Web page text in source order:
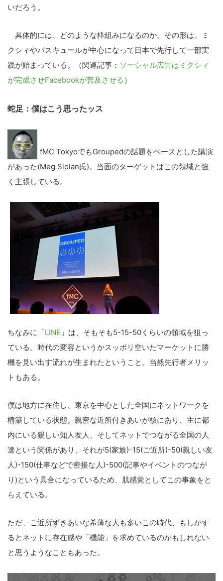
いだろう。
具体的には、どのような枠組みになるのか。その形は、ミ
クシィやバスキュールが中心になって日本で先行して一部実
践が始まっている。（関連記事： ソーシャル広告はミクシィ
が完成させFacebookが普及させる ）
蛇足：僕はこう思ったッス
fMC TokyoでもGroupedの話題をベースとした講演
があった(Meg Slolan氏)。当面のターゲットはこの領域と強
く主張している。
ちなみに「LINE 」は、そもそも5-15-50くらいの領域を狙っ
ている。時代の変容というかスッポリ空いたマーケットに勝
機を見い出す流れが生まれたということ。当然先行者メリッ
トもある。
僕は地方に在住し、東京を中心とした全国にネットワークを
構築している状態。親密な近所付きあいが核にあり、主に都
内にいる親しい知人友人、そしてネットでつながる全国の人
達という関係があり、それが5(家族)-15(ご近所)-50(親しい友
人)-150(仕事などで密接な人)-500(記事やイベントのつなが
り)という具合になっているため、肌感覚としてこの事象をと
らえている。
ただ、ご近所ずきあいな希薄な人も多いこの時代、もしかす
るとネットに存在感や「機能」を求めているのかもしれない
と思うようなこともあった。